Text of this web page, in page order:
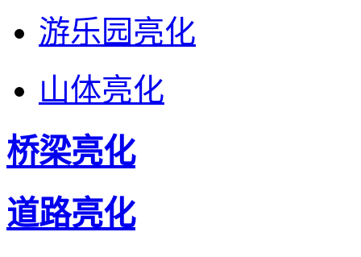
游乐园亮化
山体亮化
桥梁亮化
道路亮化